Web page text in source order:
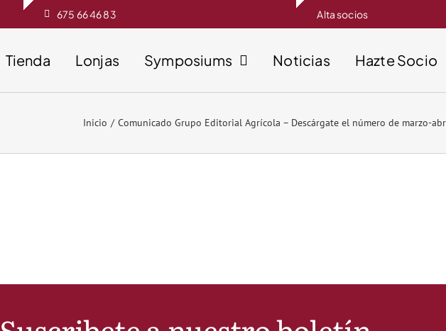
675 66 46 83 Alta socios
Tienda Lonjas Symposiums Noticias Hazte Socio
Inicio Comunicado Grupo Editorial Agrícola – Descárgate el número de marzo-